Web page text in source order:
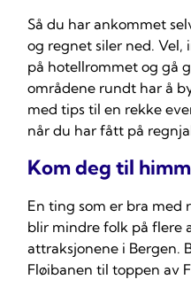
Så du har ankommet
og regnet siler ned.
på hotellrommet og gå
områdene rundt har å
med tips til en rekke
når du har fått på
Kom deg til
En ting som er bra med
blir mindre folk på flere
attraksjonene i Bergen.
Fløibanen til toppen av